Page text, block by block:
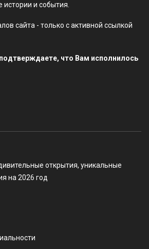
истории и события.
сайта - только с активной ссылкой
что Вам исполнилось
открытия, уникальные
на 2026 год